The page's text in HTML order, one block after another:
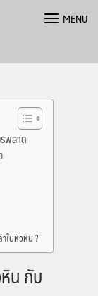
MENU
พลาด
ในหัวหิน ?
น กับ